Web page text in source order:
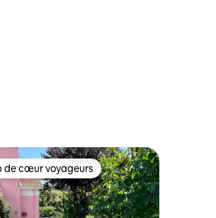
cœur voyageurs les plus appréciés
de cœur voyageurs